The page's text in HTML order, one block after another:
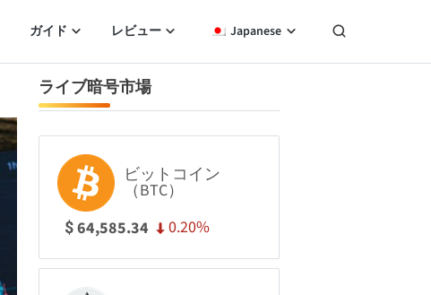
ガイド レビュー Japanese
ライブ暗号市場
ビットコイン
（BTC）
$64,585.34 0.20%